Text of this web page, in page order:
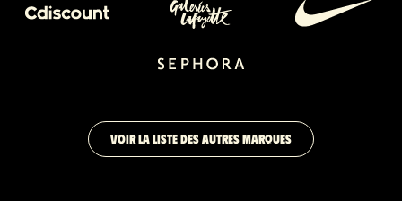
VOIR LA LISTE DES AUTRES MARQUES